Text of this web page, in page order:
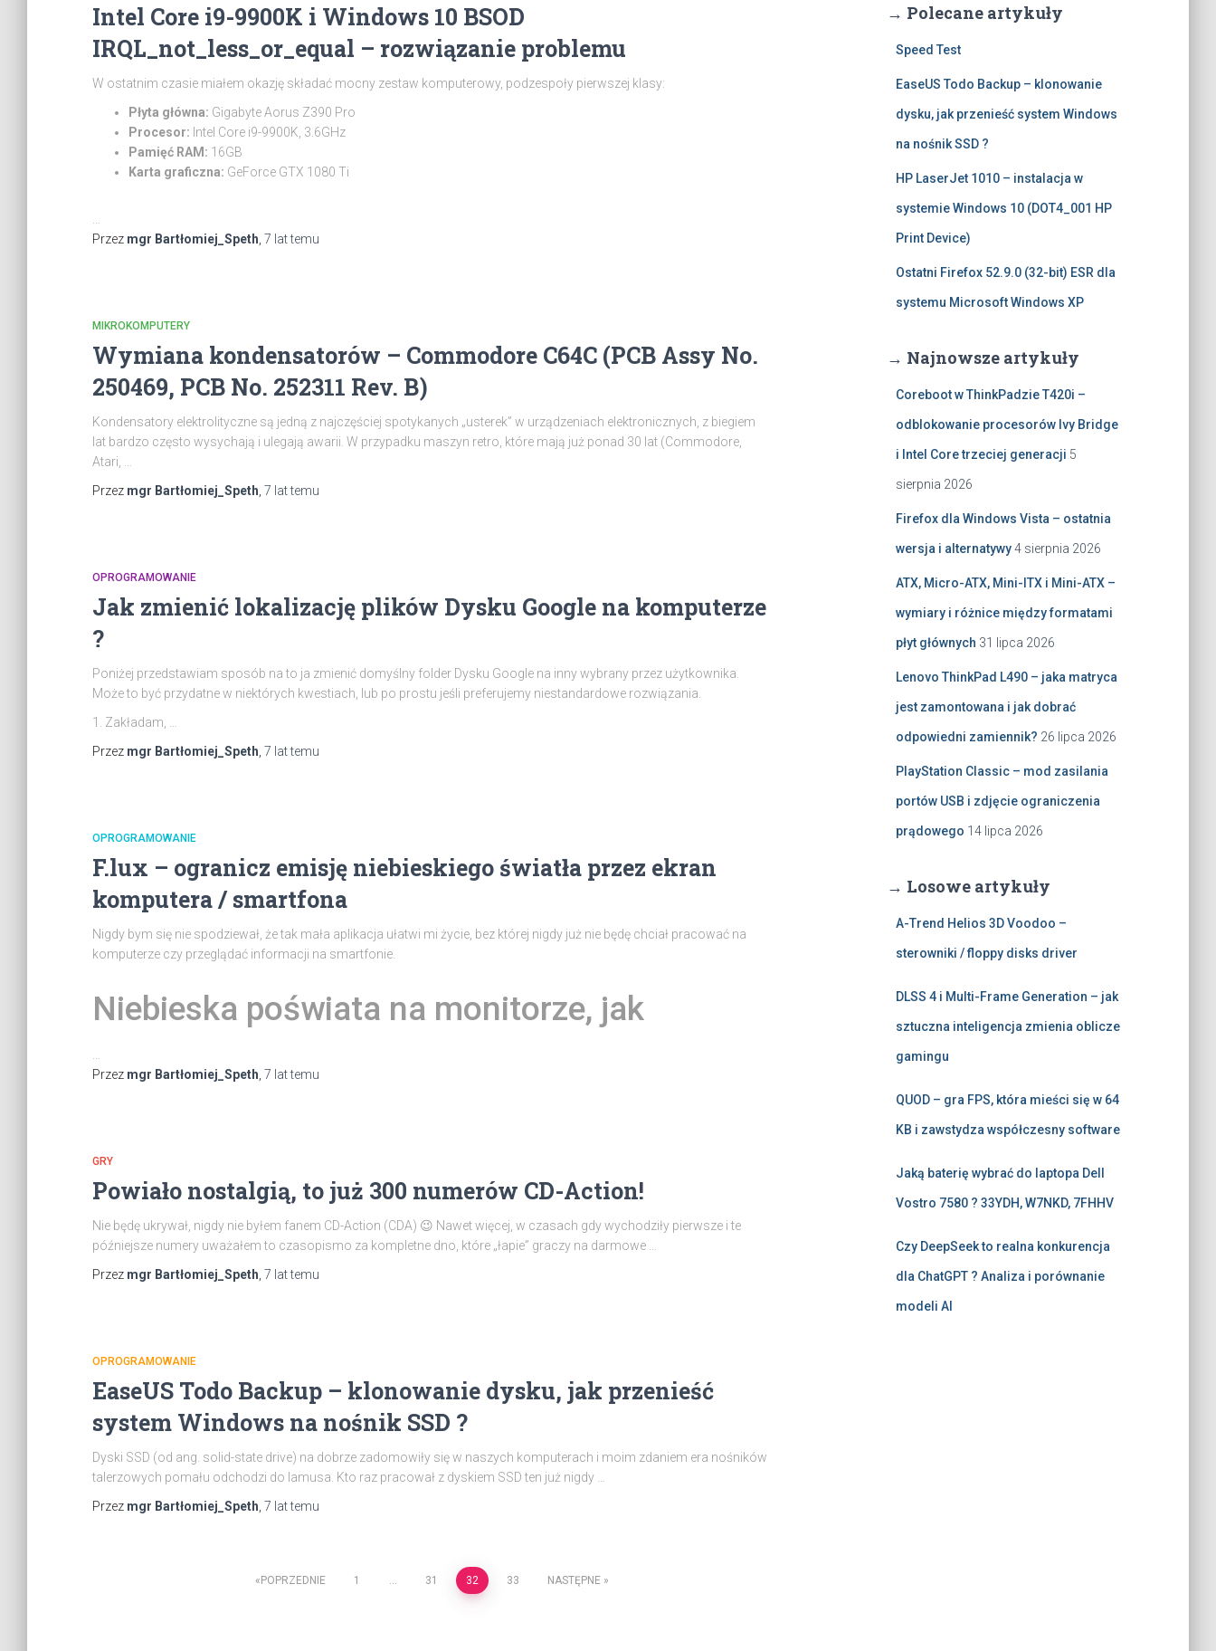
Intel Core i9-9900K i Windows 10 BSOD
IRQL_not_less_or_equal – rozwiązanie problemu
W ostatnim czasie miałem okazję składać mocny zestaw komputerowy, podzespoły pierwszej klasy:
Płyta główna: Gigabyte Aorus Z390 Pro
Procesor: Intel Core i9-9900K, 3.6GHz
Pamięć RAM: 16GB
Karta graficzna: GeForce GTX 1080 Ti
Przez mgr Bartłomiej_Speth 7 lattemu
MIKROKOMPUTERY
Wymiana kondensatorów – Commodore C64C (PCB Assy No.
250469, PCB No. 252311 Rev. B)
Kondensatory elektrolityczne są jedną z najczęściej spotykanych „usterek” w urządzeniach elektronicznych, z biegiem
lat bardzo często wysychają i ulegają awarii. W przypadku maszyn retro, które mają już ponad 30 lat (Commodore,
Atari, …
Przez mgr Bartłomiej_Speth 7 lattemu
OPROGRAMOWANIE
Jak zmienić lokalizację plików Dysku Google na komputerze
?
Poniżej przedstawiam sposób na to ja zmienić domyślny folder Dysku Google na inny wybrany przez użytkownika.
Może to być przydatne w niektórych kwestiach, lub po prostu jeśli preferujemy niestandardowe rozwiązania.
1. Zakładam, …
Przez mgr Bartłomiej_Speth 7 lattemu
OPROGRAMOWANIE
F.lux – ogranicz emisję niebieskiego światła przez ekran
komputera / smartfona
Nigdy bym się nie spodziewał, że tak mała aplikacja ułatwi mi życie, bez której nigdy już nie będę chciał pracować na
komputerze czy przeglądać informacji na smartfonie.
Niebieska poświata na monitorze, jak
Przez mgr Bartłomiej_Speth 7 lattemu
GRY
Powiało nostalgią, to już 300 numerów CD-Action!
Nie będę ukrywał, nigdy nie byłem fanem CD-Action (CDA) 😉 Nawet więcej, w czasach gdy wychodziły pierwsze i te
późniejsze numery uważałem to czasopismo za kompletne dno, które „łapie” graczy na darmowe …
Przez mgr Bartłomiej_Speth 7 lattemu
OPROGRAMOWANIE
EaseUS Todo Backup – klonowanie dysku, jak przenieść
system Windows na nośnik SSD ?
Dyski SSD (od ang. solid-state drive) na dobrze zadomowiły się w naszych komputerach i moim zdaniem era nośników
talerzowych pomału odchodzi do lamusa. Kto raz pracował z dyskiem SSD ten już nigdy …
Przez mgr Bartłomiej_Speth 7 lattemu
Stronicowanie
POPRZEDNIE 1 … 31 32 33 NASTĘPNE
→ Polecane artykuły
Speed Test
EaseUS Todo Backup – klonowanie
dysku, jak przenieść system Windows
na nośnik SSD ?
HP LaserJet 1010 – instalacja w
systemie Windows 10 (DOT4_001 HP
Print Device)
Ostatni Firefox 52.9.0 (32-bit) ESR dla
systemu Microsoft Windows XP
→ Najnowsze artykuły
Coreboot w ThinkPadzie T420i –
odblokowanie procesorów Ivy Bridge
i Intel Core trzeciej generacji 5
sierpnia 2026
Firefox dla Windows Vista – ostatnia
wersja i alternatywy 4 sierpnia 2026
ATX, Micro-ATX, Mini-ITX i Mini-ATX –
wymiary i różnice między formatami
płyt głównych 31 lipca 2026
Lenovo ThinkPad L490 – jaka matryca
jest zamontowana i jak dobrać
odpowiedni zamiennik? 26 lipca 2026
PlayStation Classic – mod zasilania
portów USB i zdjęcie ograniczenia
prądowego 14 lipca 2026
→ Losowe artykuły
A-Trend Helios 3D Voodoo –
sterowniki / floppy disks driver
DLSS 4 i Multi-Frame Generation – jak
sztuczna inteligencja zmienia oblicze
gamingu
QUOD – gra FPS, która mieści się w 64
KB i zawstydza współczesny software
Jaką baterię wybrać do laptopa Dell
Vostro 7580 ? 33YDH, W7NKD, 7FHHV
Czy DeepSeek to realna konkurencja
dla ChatGPT ? Analiza i porównanie
modeli AI